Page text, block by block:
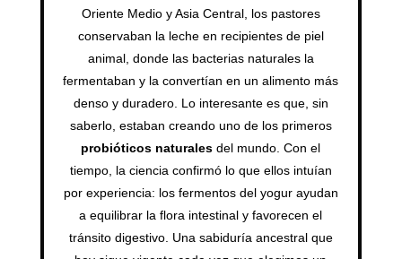
Oriente Medio y Asia Central, los pastores
conservaban la leche en recipientes de piel
animal, donde las bacterias naturales la
fermentaban y la convertían en un alimento más
denso y duradero. Lo interesante es que, sin
saberlo, estaban creando uno de los primeros
probióticos naturales del mundo. Con el
tiempo, la ciencia confirmó lo que ellos intuían
por experiencia: los fermentos del yogur ayudan
a equilibrar la flora intestinal y favorecen el
tránsito digestivo. Una sabiduría ancestral que